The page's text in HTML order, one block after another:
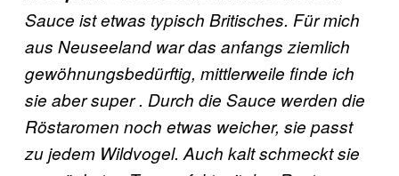
Sauce ist etwas typisch Britisches. Für mich
aus Neuseeland war das anfangs ziemlich
gewöhnungsbedürftig, mittlerweile finde ich
sie aber super . Durch die Sauce werden die
Röstaromen noch etwas weicher, sie passt
zu jedem Wildvogel. Auch kalt schmeckt sie